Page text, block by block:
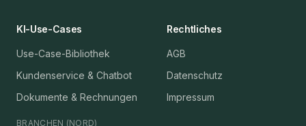
KI-Use-Cases
Use-Case-Bibliothek
Kundenservice & Chatbot
Dokumente & Rechnungen
BRANCHEN (NORD)
Rechtliches
AGB
Datenschutz
Impressum